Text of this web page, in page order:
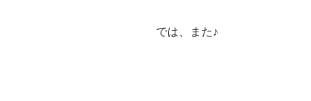
では、また♪